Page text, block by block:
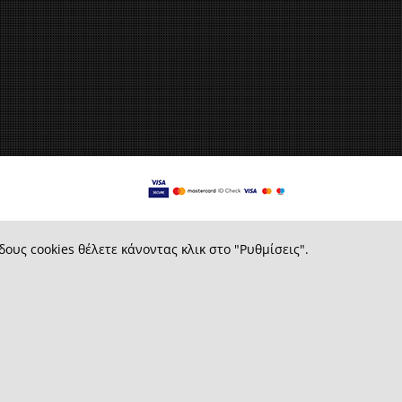
cookies θέλετε κάνοντας κλικ στο "Ρυθμίσεις".